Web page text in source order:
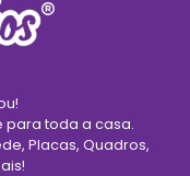
para toda a casa.
Placas, Quadros,